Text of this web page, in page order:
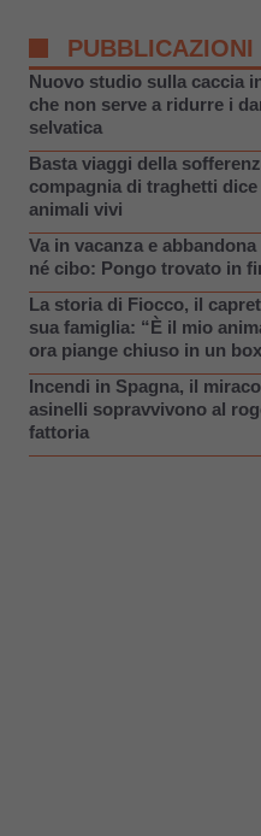
PUBBLICAZIONI
Nuovo studio sulla caccia
che non serve a ridurre i
selvatica
Basta viaggi della
compagnia di traghetti
animali vivi
Va in vacanza e
né cibo: Pongo trovato in
La storia di Fiocco, il
sua famiglia: “È il mio
ora piange chiuso in un
Incendi in Spagna, il
asinelli sopravvivono al
fattoria